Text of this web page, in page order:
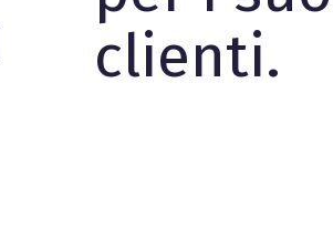
clienti.